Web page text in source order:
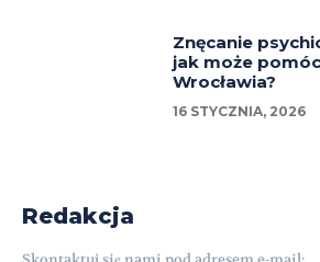
Znęcanie
jak może
Wrocławia?
16 STYCZNIA, 2026
Redakcja